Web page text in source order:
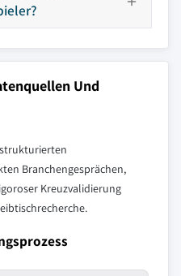
Und
Branchengesprächen,
Kreuzvalidierung